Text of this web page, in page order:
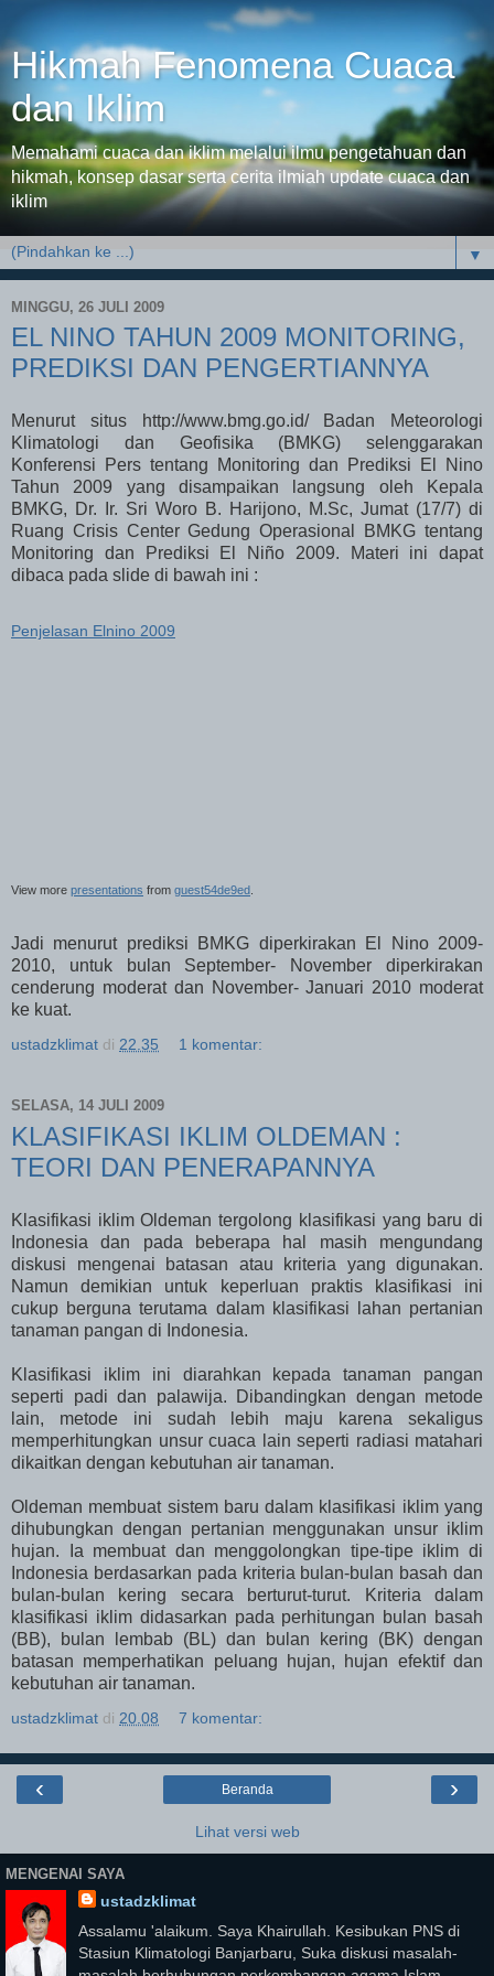
Hikmah Fenomena Cuaca
dan Iklim
Memahami cuaca dan iklim melalui ilmu pengetahuan dan
hikmah, konsep dasar serta cerita ilmiah update cuaca dan
iklim
▼
MINGGU, 26 JULI 2009
EL NINO TAHUN 2009 MONITORING,
PREDIKSI DAN PENGERTIANNYA
Menurut situs http://www.bmg.go.id/ Badan Meteorologi
Klimatologi dan Geofisika (BMKG) selenggarakan
Konferensi Pers tentang Monitoring dan Prediksi El Nino
Tahun 2009 yang disampaikan langsung oleh Kepala
BMKG, Dr. Ir. Sri Woro B. Harijono, M.Sc, Jumat (17/7) di
Ruang Crisis Center Gedung Operasional BMKG tentang
Monitoring dan Prediksi El Niño 2009. Materi ini dapat
dibaca pada slide di bawah ini :
Penjelasan Elnino 2009
View more presentations from guest54de9ed
Jadi menurut prediksi BMKG diperkirakan El Nino 2009-
2010, untuk bulan September- November diperkirakan
cenderung moderat dan November- Januari 2010 moderat
ke kuat.
ustadzklimat di 22.35 1 komentar:
SELASA, 14 JULI 2009
KLASIFIKASI IKLIM OLDEMAN :
TEORI DAN PENERAPANNYA
Klasifikasi iklim Oldeman tergolong klasifikasi yang baru di
Indonesia dan pada beberapa hal masih mengundang
diskusi mengenai batasan atau kriteria yang digunakan.
Namun demikian untuk keperluan praktis klasifikasi ini
cukup berguna terutama dalam klasifikasi lahan pertanian
tanaman pangan di Indonesia.
Klasifikasi iklim ini diarahkan kepada tanaman pangan
seperti padi dan palawija. Dibandingkan dengan metode
lain, metode ini sudah lebih maju karena sekaligus
memperhitungkan unsur cuaca lain seperti radiasi matahari
dikaitkan dengan kebutuhan air tanaman.
Oldeman membuat sistem baru dalam klasifikasi iklim yang
dihubungkan dengan pertanian menggunakan unsur iklim
hujan. Ia membuat dan menggolongkan tipe-tipe iklim di
Indonesia berdasarkan pada kriteria bulan-bulan basah dan
bulan-bulan kering secara berturut-turut. Kriteria dalam
klasifikasi iklim didasarkan pada perhitungan bulan basah
(BB), bulan lembab (BL) dan bulan kering (BK) dengan
batasan memperhatikan peluang hujan, hujan efektif dan
kebutuhan air tanaman.
ustadzklimat di 20.08 7 komentar:
‹ ›
Beranda
Lihat versi web
MENGENAI SAYA
ustadzklimat
Assalamu 'alaikum. Saya Khairullah. Kesibukan PNS di
Stasiun Klimatologi Banjarbaru, Suka diskusi masalah-